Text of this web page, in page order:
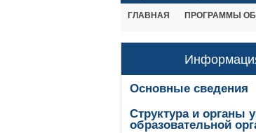
ГЛАВНАЯ ПРОГРАММЫ
Основные сведения
Структура и органы
образовательной